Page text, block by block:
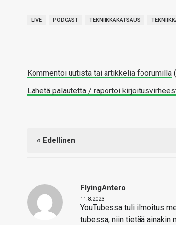
LIVE PODCAST TEKNIIKKAKATSAUS
Kommentoi uutista tai artikkelia foorumilla
Lähetä palautetta / raportoi
« Edellinen
FlyingAntero
11.8.2023
YouTubessa tuli ilmoitus
tubessa, niin tietää ainakin